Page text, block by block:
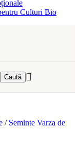
Culturi Bio
Caută
/ Seminte Varza de